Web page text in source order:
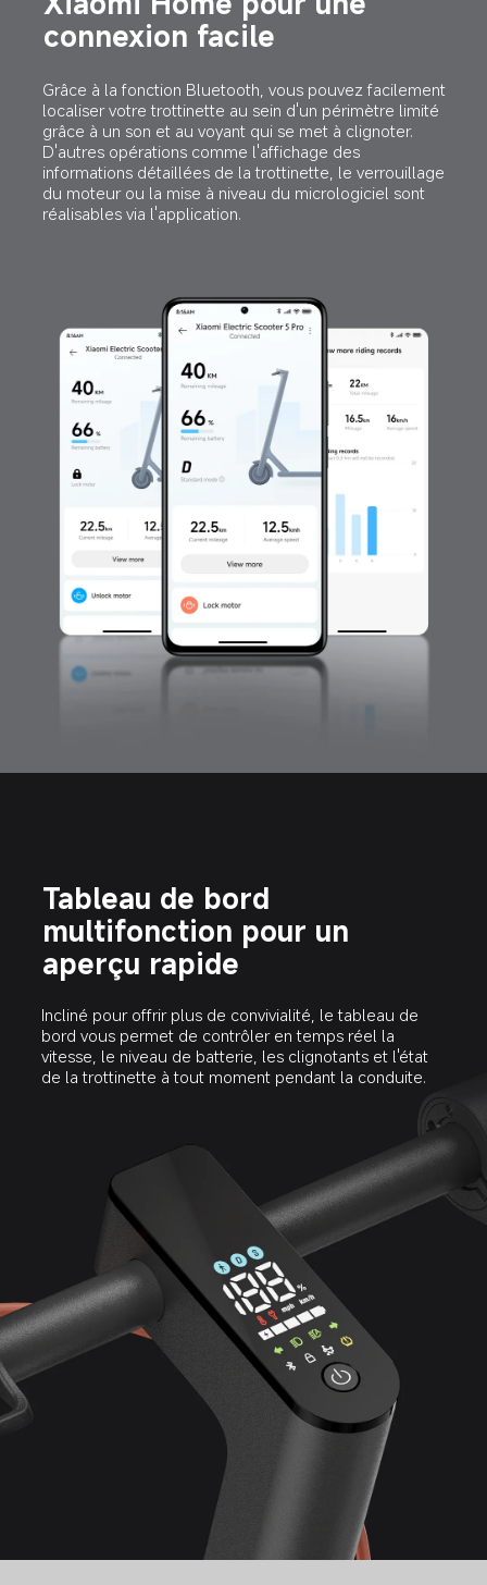
connexion facile
Grâce à la fonction Bluetooth, vous pouvez facilement
localiser votre trottinette au sein d'un périmètre limité
grâce à un son et au voyant qui se met à clignoter.
D'autres opérations comme l'affichage des
informations détaillées de la trottinette, le verrouillage
du moteur ou la mise à niveau du micrologiciel sont
réalisables via l'application.
Tableau de bord
multifonction pour un
aperçu rapide
Incliné pour offrir plus de convivialité, le tableau de
bord vous permet de contrôler en temps réel la
vitesse, le niveau de batterie, les clignotants et l'état
de la trottinette à tout moment pendant la conduite.